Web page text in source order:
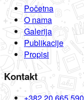
Početna
O nama
Galerija
Publikacije
Propisi
Kontakt